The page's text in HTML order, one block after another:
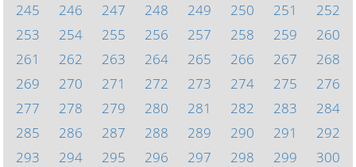
245
246 247 248 249 250 251
252
253
254 255 256 257 258 259
260
261
262 263 264 265 266 267
268
269
270 271 272 273 274 275
276
277
278 279 280 281 282 283
284
285
286 287 288 289 290 291
292
293
294 295 296 297 298 299
300